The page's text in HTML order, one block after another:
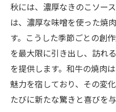
秋には、濃厚なきのこソー
は、濃厚な味噌を使った焼
す。こうした季節ごとの創
を最大限に引き出し、訪れ
を提供します。和牛の焼肉
魅力を宿しており、その変
たびに新たな驚きと喜びを与